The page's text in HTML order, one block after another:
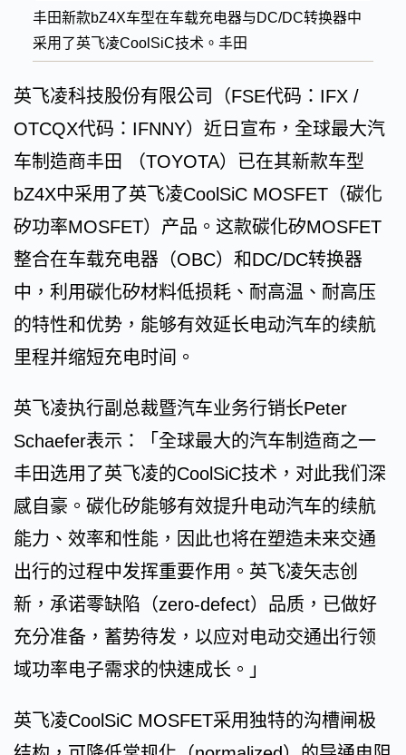
丰田新款bZ4X车型在车载充电器与DC/DC转换器中
采用了英飞凌CoolSiC技术。丰田
英飞凌科技股份有限公司（FSE代码：IFX /
OTCQX代码：IFNNY）近日宣布，全球最大汽
车制造商丰田 （TOYOTA）已在其新款车型
bZ4X中采用了英飞凌CoolSiC MOSFET（碳化
矽功率MOSFET）产品。这款碳化矽MOSFET
整合在车载充电器（OBC）和DC/DC转换器
中，利用碳化矽材料低损耗、耐高温、耐高压
的特性和优势，能够有效延长电动汽车的续航
里程并缩短充电时间。
英飞凌执行副总裁暨汽车业务行销长Peter
Schaefer表示：「全球最大的汽车制造商之一
丰田选用了英飞凌的CoolSiC技术，对此我们深
感自豪。碳化矽能够有效提升电动汽车的续航
能力、效率和性能，因此也将在塑造未来交通
出行的过程中发挥重要作用。英飞凌矢志创
新，承诺零缺陷（zero-defect）品质，已做好
充分准备，蓄势待发，以应对电动交通出行领
域功率电子需求的快速成长。」
英飞凌CoolSiC MOSFET采用独特的沟槽闸极